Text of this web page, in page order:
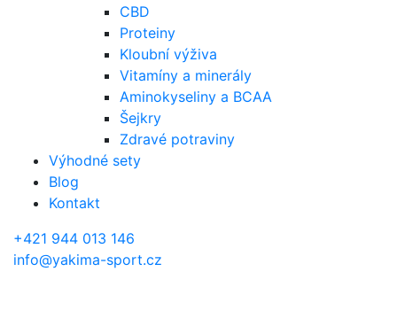
CBD
Proteiny
Kloubní výživa
Vitamíny a minerály
Aminokyseliny a BCAA
Šejkry
Zdravé potraviny
Výhodné sety
Blog
Kontakt
+421 944 013 146
info@yakima-sport.cz